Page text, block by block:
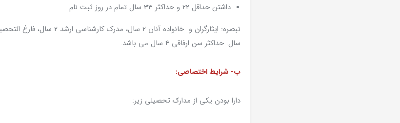
داشتن حداقل ۲۲ و حداکثر ۳۳ سال تمام در روز ثبت نام
سال. حداکثر سن ارفاقی ۴ سال می باشد.
ب- شرایط اختصاصی:
دارا بودن یکی از مدارک تحصیلی زیر: